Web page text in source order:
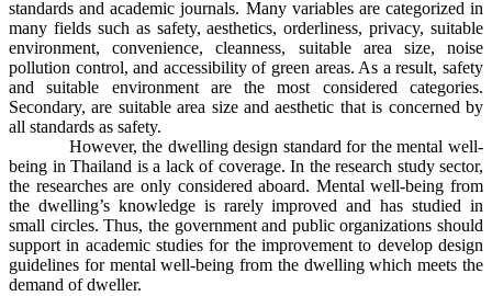
standards and academic journals. Many variables are categorized in
many fields such as safety, aesthetics, orderliness, privacy, suitable
environment, convenience, cleanness, suitable area size, noise
pollution control, and accessibility of green areas. As a result, safety
and suitable environment are the most considered categories.
Secondary, are suitable area size and aesthetic that is concerned by
all standards as safety.
However, the dwelling design standard for the mental well-
being in Thailand is a lack of coverage. In the research study sector,
the researches are only considered aboard. Mental well-being from
the dwelling’s knowledge is rarely improved and has studied in
small circles. Thus, the government and public organizations should
support in academic studies for the improvement to develop design
guidelines for mental well-being from the dwelling which meets the
demand of dweller.